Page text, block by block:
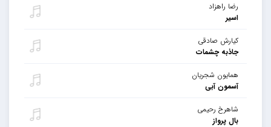
رضا راهزاد
اسیر
کیارش صادقی
جاذبه چشمات
همایون شجریان
آسمون آبی
شاهرخ رحیمی
بال پرواز